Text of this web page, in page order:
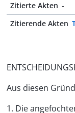
Zitierte Akten -
Zitierende Akten
Aus diesen
1. Die